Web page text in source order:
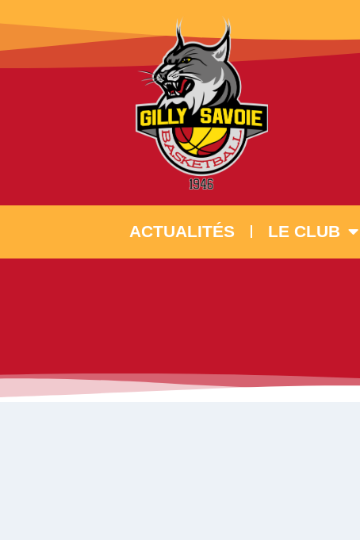
ACTUALITÉS LE CLUB